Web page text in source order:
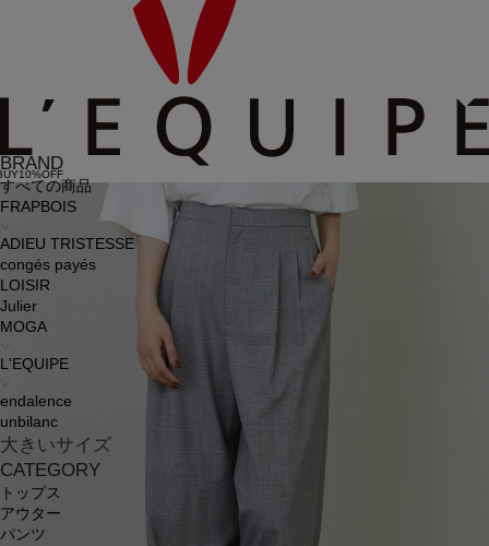
BRAND
すべての商品
FRAPBOIS
ADIEU TRISTESSE
congés payés
LOISIR
Julier
MOGA
L'EQUIPE
endalence
unbilanc
大きいサイズ
CATEGORY
トップス
アウター
パンツ